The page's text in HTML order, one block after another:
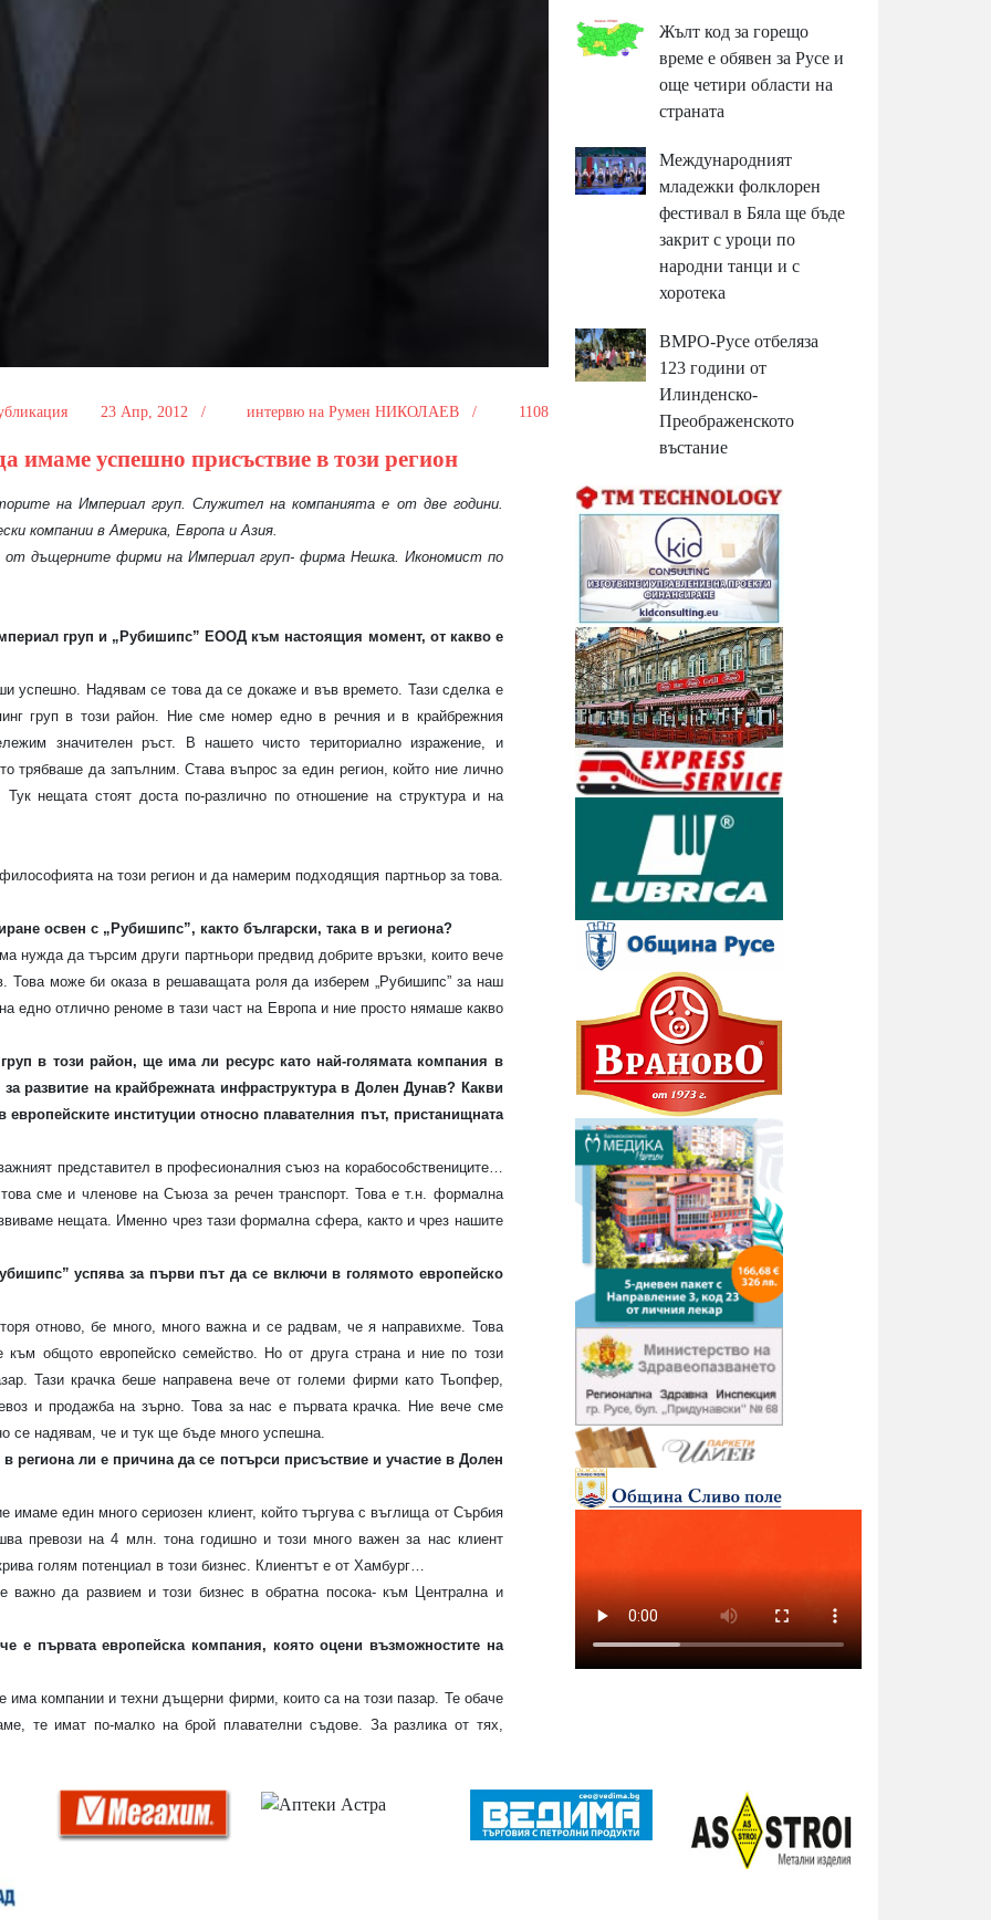
23 Апр, 2012 / интервю на Румен НИКОЛАЕВ / 1108
имаме успешно присъствие в този регион
на Империал груп. Служител на компанията е от две години.
компании в Америка, Европа и Азия.
от дъщерните фирми на Империал груп- фирма Нешка. Икономист по
груп и „Рубишипс” ЕООД към настоящия момент, от какво е
успешно. Надявам се това да се докаже и във времето. Тази сделка е
груп в този район. Ние сме номер едно в речния и в крайбрежния
значителен ръст. В нашето чисто териториално изражение, и
трябваше да запълним. Става въпрос за един регион, който ние лично
нещата стоят доста по-различно по отношение на структура и на
на този регион и да намерим подходящия партньор за това.
освен с „Рубишипс”, както български, така в и региона?
нужда да търсим други партньори предвид добрите връзки, които вече
Това може би оказа в решаващата роля да изберем „Рубишипс” за наш
едно отлично реноме в тази част на Европа и ние просто нямаше какво
в този район, ще има ли ресурс като най-голямата компания в
развитие на крайбрежната инфраструктура в Долен Дунав? Какви
институции относно плавателния път, пристанищната
представител в професионалния съюз на корабособствениците…
сме и членове на Съюза за речен транспорт. Това е т.н. формална
нещата. Именно чрез тази формална сфера, както и чрез нашите
успява за първи път да се включи в голямото европейско
отново, бе много, много важна и се радвам, че я направихме. Това
към общото европейско семейство. Но от друга страна и ние по този
Тази крачка беше направена вече от големи фирми като Тьопфер,
и продажба на зърно. Това за нас е първата крачка. Ние вече сме
се надявам, че и тук ще бъде много успешна.
региона ли е причина да се потърси присъствие и участие в Долен
имаме един много сериозен клиент, който търгува с въглища от Сърбия
превози на 4 млн. тона годишно и този много важен за нас клиент
голям потенциал в този бизнес. Клиентът е от Хамбург…
да развием и този бизнес в обратна посока- към Централна и
е първата европейска компания, която оцени възможностите на
има компании и техни дъщерни фирми, които са на този пазар. Те обаче
те имат по-малко на брой плавателни съдове. За разлика от тях,
Жълт код за горещо
време е обявен за Русе и
още четири области на
страната
Международният
младежки фолклорен
фестивал в Бяла ще бъде
закрит с уроци по
народни танци и с
хоротека
ВМРО-Русе отбеляза
123 години от
Илинденско-
Преображенското
въстание